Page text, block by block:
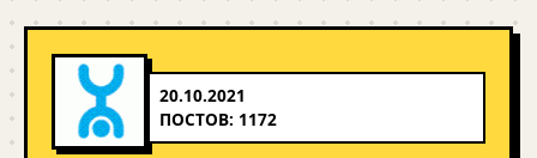
20.10.2021
ПОСТОВ: 1172